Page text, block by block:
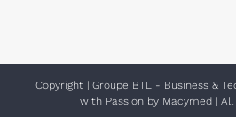
Copyright | Groupe BTL - Business &
with Passion by Macymed |